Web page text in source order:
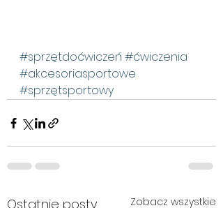
#sprzętdoćwiczeń #ćwiczenia
#akcesoriasportowe
#sprzętsportowy
Ostatnie posty Zobacz wszystkie